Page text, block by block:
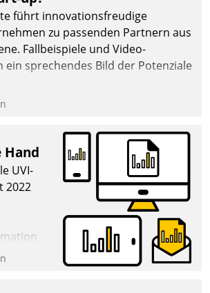
führt innovationsfreudige
zu passenden Partnern aus
Fallbeispiele und Video-
ein sprechendes Bild der Potenziale
Hand
UVI-
2022
und